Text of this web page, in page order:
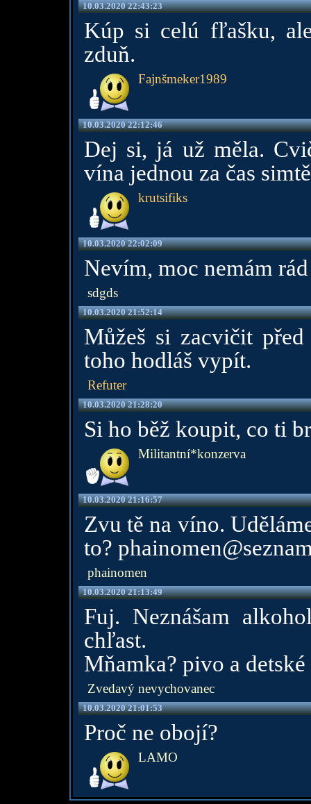
10.03.2020 22:43:23
Kúp si celú fľašku,
zduň.
Fajnšmeker1989
10.03.2020 22:12:46
Dej si, já už měla.
vína jednou za čas
krutsifiks
10.03.2020 22:02:09
Nevím, moc nemám
sdgds
10.03.2020 21:52:14
Můžeš si zacvičit
toho hodláš vypít.
Refuter
10.03.2020 21:28:20
Si ho běž koupit, co ti
Militantní*konzerva
10.03.2020 21:16:57
Zvu tě na víno.
to?
phainomen
10.03.2020 21:13:49
Fuj. Neznášam
chľast.
Mňamka? pivo a detské
Zvedavý nevychovanec
10.03.2020 21:01:53
Proč ne obojí?
LAMO